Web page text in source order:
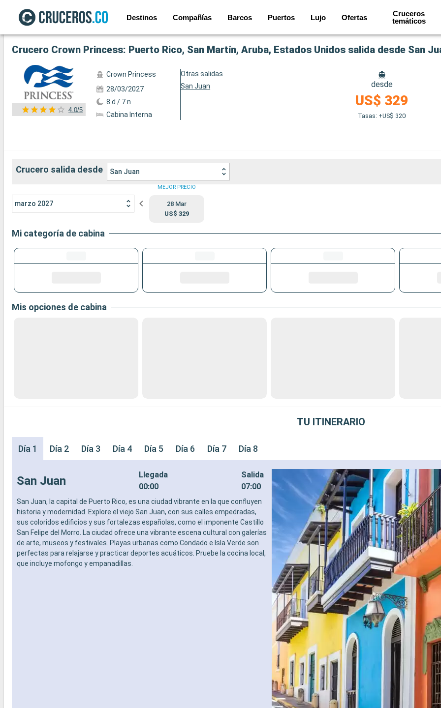
Destinos Compañías Barcos Puertos Lujo Ofertas
Cruceros
temáticos
Ver las 41 fotos siguientes
Crucero Crown Princess: Puerto Rico, San Martín, Aruba, Estados Unidos salida desde San
4.0/5
Crown Princess
28/03/2027
8 d / 7 n
Cabina Interna
Otras salidas
San Juan
desde
US$ 329
Tasas: +US$ 320
Crucero salida desde San Juan
marzo 2027
MEJOR PRECIO
28 Mar
US$ 329
Mi categoría de cabina
Mis opciones de cabina
TU ITINERARIO
Día 1 Día 2 Día 3 Día 4 Día 5 Día 6 Día 7 Día 8
San Juan
Llegada
00:00
Salida
07:00
San Juan, la capital de Puerto Rico, es una ciudad vibrante en la que confluyen
historia y modernidad. Explore el viejo San Juan, con sus calles empedradas,
sus coloridos edificios y sus fortalezas españolas, como el imponente Castillo
San Felipe del Morro. La ciudad ofrece una vibrante escena cultural con galerías
de arte, museos y festivales. Playas urbanas como Condado e Isla Verde son
perfectas para relajarse y practicar deportes acuáticos. Pruebe la cocina local,
que incluye mofongo y empanadillas.